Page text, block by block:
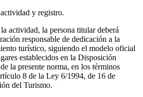
y registro.
actividad, la persona titular deberá
responsable de dedicación a la
turístico, siguiendo el modelo oficial
establecidos en la Disposición
la presente norma, en los términos
8 de la Ley 6/1994, de 16 de
del Turismo.